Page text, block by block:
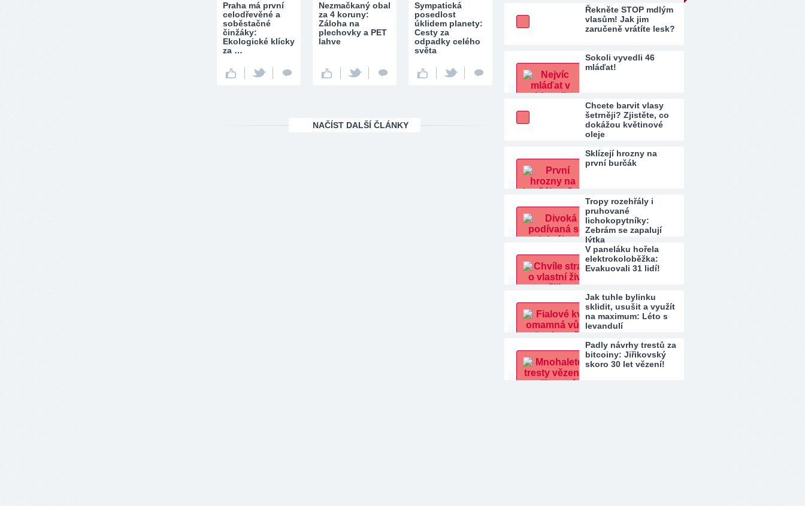
Praha má první
celodřevěné a
soběstačné
činžáky:
Ekologické klícky
za …
Nezmačkaný obal
za 4 koruny:
Záloha na
plechovky a PET
lahve
Sympatická
posedlost
úklidem planety:
Cesty za
odpadky celého
světa
NAČÍST DALŠÍ ČLÁNKY
Řekněte STOP mdlým
vlasům! Jak jim
zaručeně vrátíte lesk?
Sokoli vyvedli 46
mláďat!
Chcete barvit vlasy
šetrněji? Zjistěte, co
dokážou květinové
oleje
Sklízejí hrozny na
první burčák
Tropy rozehřály i
pruhované
lichokopytníky:
Zebrám se zapalují
lýtka
V paneláku hořela
elektrokoloběžka:
Evakuovali 31 lidí!
Jak tuhle bylinku
sklidit, usušit a využít
na maximum: Léto s
levandulí
Padly návrhy trestů za
bitcoiny: Jiřikovský
skoro 30 let vězení!